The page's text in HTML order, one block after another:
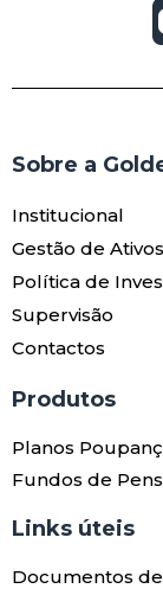
Sobre a
Institucional
Gestão de Ativos
Política de
Supervisão
Contactos
Produtos​
Planos
Fundos de
Links úteis​
Documentos